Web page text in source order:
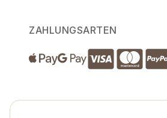
ZAHLUNGSARTEN